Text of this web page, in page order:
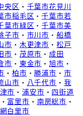
央区 ・ 千葉市花見川
市稲毛区 ・千葉市若
葉市緑区 ・千葉市美
子市 ・ 市川市 ・船橋
市 ・ 木更津市 ・松戸
市 ・ 茂原市 ・ 成田
市 ・ 東金市 ・旭市 ・
・ 柏市 ・ 勝浦市 ・ 市
山市 ・ 八千代市 ・ 我
市 ・浦安市 ・ 四街道
・ 富里市 ・ 南房総市 ・
白里市